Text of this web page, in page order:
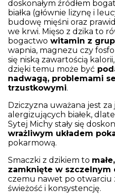
doskonałym źródłem
białka (głównie lizynę i
budowę mięśni oraz
we krwi. Mięso z dzika to
bogactwo witamin z
wapnia, magnezu czy
się niską zawartością
dzięki temu może być
nadwagą, problemami
trzustkowymi.
Dziczyzna uważana jest
alergizujących białek,
Sytej Michy stały się
wrażliwym układem
pokarmową.
Smaczki z dzikiem to
zamknięte w szczelnym
czemu nawet po otwarciu
świeżość i konsystencję.